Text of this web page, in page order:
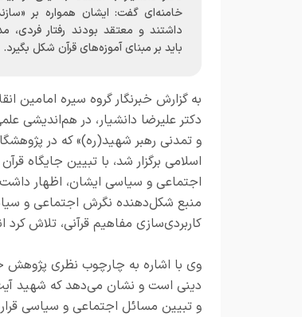
خامنه‌ای گفت: ایشان همواره بر
داشتند و معتقد بودند رفتار فردی،
باید بر مبنای آموزه‌های قرآن شکل بگیرد.
به گزارش خبرنگار گروه سیره امامین
دکتر علیرضا دانشیار، در هم‌اندیشی
و تمدنی رهبر شهید(ره)» که در
اسلامی برگزار شد، با تبیین جایگاه
اجتماعی و سیاسی ایشان، اظهار
منبع شکل‌دهنده نگرش اجتماعی و
کاربردی‌سازی مفاهیم قرآنی، تلاش
وی با اشاره به چارچوب نظری پژوهش
دینی است و نشان می‌دهد که شهید
و تبیین مسائل اجتماعی و سیاسی قرار